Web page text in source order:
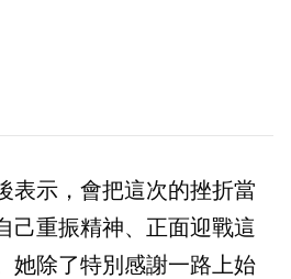
表示，會把這次的挫折當
己重振精神、正面迎戰這
她除了特別感謝一路上始